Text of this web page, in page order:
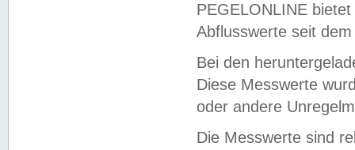
PEGELONLINE
Abflusswerte seit
Bei den
Diese Messwerte
oder andere
Die Messwerte sind